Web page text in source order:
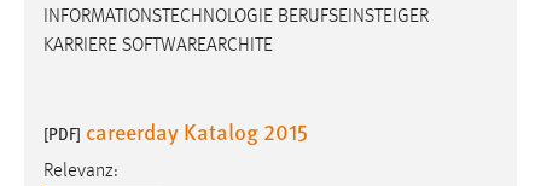
INFORMATIONSTECHNOLOGIE BERUFSEINSTEIGER
KARRIERE SOFTWAREARCHITE
[PDF] careerday Katalog 2015
Relevanz:
Cookie Laufzeit:
1 Jahr
Performance
Name: